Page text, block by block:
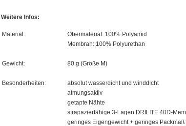
Weitere Infos:
Material:
Obermaterial: 100% Polyamid
Membran: 100% Polyurethan
Gewicht: 80 g (Größe M)
Besonderheiten:
absolut wasserdicht und winddicht
atmungsaktiv
getapte Nähte
strapazierfähige 3-Lagen DRILITE 40D-
geringes Eigengewicht + geringes Packmaß